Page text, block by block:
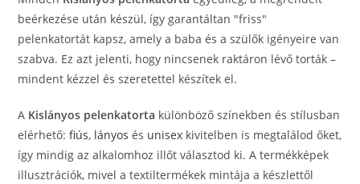
beérkezése után készül, így garantáltan "friss"
pelenkatortát kapsz, amely a baba és a szülők igényeire van
szabva. Ez azt jelenti, hogy nincsenek raktáron lévő torták –
mindent kézzel és szeretettel készítek el.
A Kislányos pelenkatorta különböző színekben és stílusban
elérhető:fiús, lányos és unisex kivitelben is megtalálod őket,
így mindig az alkalomhoz illőt választod ki. A termékképek
illusztrációk, mivel a textiltermékek mintája a készlettől